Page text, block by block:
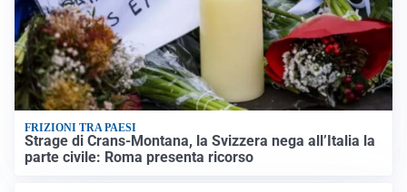
FRIZIONI TRA PAESI
Strage di Crans-Montana, la Svizzera nega all’Italia la
parte civile: Roma presenta ricorso